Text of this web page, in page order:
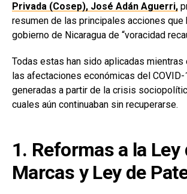
Privada (Cosep), José Adán Aguerri,
resumen de las principales acciones que
gobierno de Nicaragua de “voracidad
Todas estas han sido aplicadas
las afectaciones económicas del COVID-
generadas a partir de la crisis
cuales aún continuaban sin recuperarse.
1. Reformas a la Ley
Marcas y Ley de